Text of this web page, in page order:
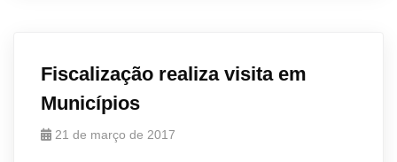
Fiscalização realiza visita em
Municípios
21 de março de 2017